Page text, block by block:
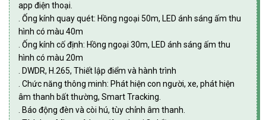
app điện thoại.
. Ống kính quay quét: Hồng ngoại 50m, LED ánh sáng ấm thu
hình có màu 40m
. Ống kính cố định: Hồng ngoại 30m, LED ánh sáng ấm thu
hình có màu 20m
. DWDR, H.265, Thiết lập điểm và hành trình
. Chức năng thông minh: Phát hiện con người, xe, phát hiện
âm thanh bất thường, Smart Tracking.
. Báo động đèn và còi hú, tùy chỉnh âm thanh.